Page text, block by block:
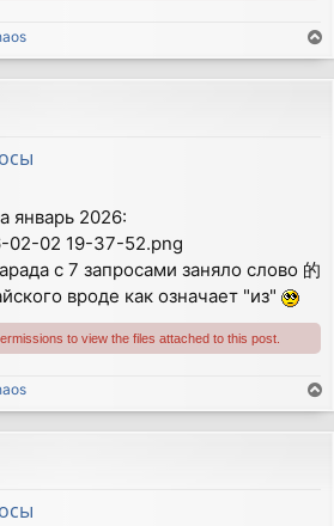
o
p
январь 2026:
02-02 19-37-52.png
с 7 запросами заняло слово 的
вроде как означает "из"
to view the files attached to this post.
o
p